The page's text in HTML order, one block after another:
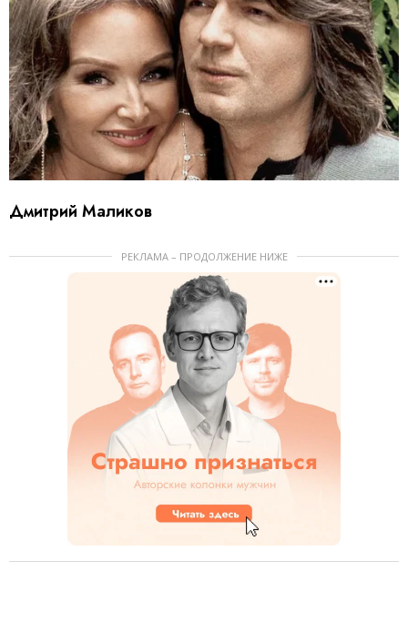
Дмитрий Маликов
РЕКЛАМА – ПРОДОЛЖЕНИЕ НИЖЕ